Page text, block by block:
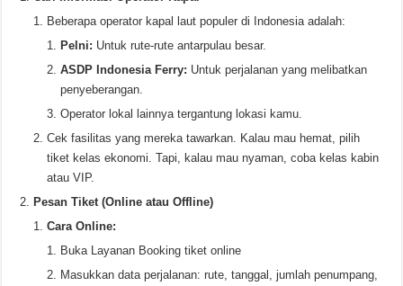
Beberapa operator kapal laut populer di Indonesia adalah:
Pelni: Untuk rute-rute antarpulau besar.
ASDP Indonesia Ferry: Untuk perjalanan yang melibatkan
penyeberangan.
Operator lokal lainnya tergantung lokasi kamu.
Cek fasilitas yang mereka tawarkan. Kalau mau hemat, pilih
tiket kelas ekonomi. Tapi, kalau mau nyaman, coba kelas kabin
atau VIP.
Pesan Tiket (Online atau Offline)
Cara Online:
Buka Layanan Booking tiket online
Masukkan data perjalanan: rute, tanggal, jumlah penumpang,